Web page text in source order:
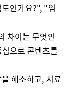
인가요?", "임
차이는 무엇인
으로 콘텐츠를
해소하고, 치료